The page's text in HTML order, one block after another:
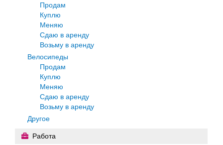
Продам
Куплю
Меняю
Сдаю в аренду
Возьму в аренду
Велосипеды
Продам
Куплю
Меняю
Сдаю в аренду
Возьму в аренду
Другое
Работа